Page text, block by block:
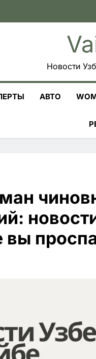
Новости
АВТО
вы